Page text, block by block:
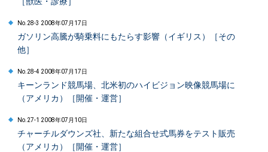
No.28-3 2008年07月17日
ガソリン高騰が騎乗料にもたらす影響（イギリス）［その
他］
No.28-4 2008年07月17日
キーンランド競馬場、北米初のハイビジョン映像競馬場に
（アメリカ）［開催・運営］
No.27-1 2008年07月10日
チャーチルダウンズ社、新たな組合せ式馬券をテスト販売
（アメリカ）［開催・運営］